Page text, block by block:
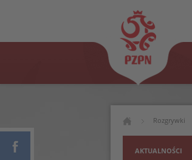
Rozgrywki
AKTUALNOŚCI